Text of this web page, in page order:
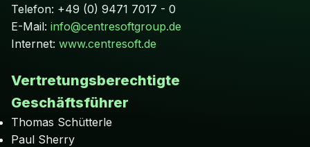
Telefon: +49 (0) 9471 7017 - 0
E-Mail: info@centresoftgroup.de
Internet: www.centresoft.de
Vertretungsberechtigte
Geschäftsführer
Thomas Schütterle
Paul Sherry